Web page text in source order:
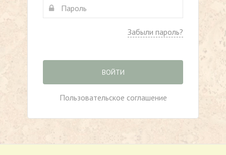
Забыли пароль?
ВОЙТИ
Пользовательское соглашение